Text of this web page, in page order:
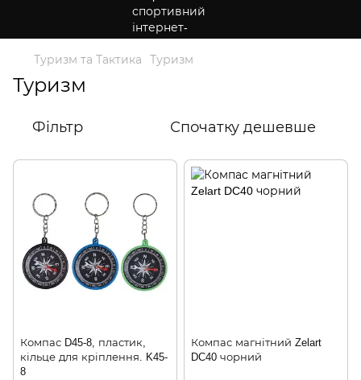
Туризм та Тактика Туризм
Туризм
Фільтр Спочатку дешевше
Компас D45-8, пластик,
кільце для кріплення. K45-
8
Компас магнітний Zelart
DC40 чорний